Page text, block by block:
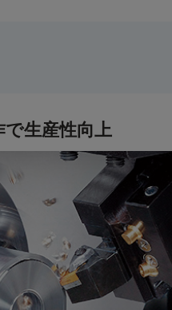
生産性向上